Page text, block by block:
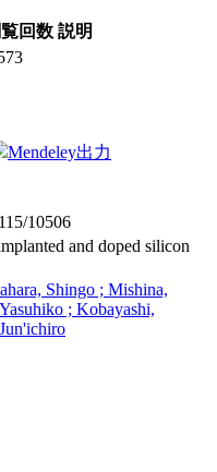
回数 説明
Mendeley出力
10506
and doped silicon
Shingo ; Mishina,
; Kobayashi,